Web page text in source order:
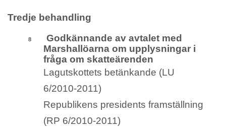
Tredje behandling
8Godkännande av avtalet med
Marshallöarna om upplysningar i
fråga om skatteärenden
Lagutskottets betänkande (LU
6/2010-2011)
Republikens presidents framställning
(RP 6/2010-2011)